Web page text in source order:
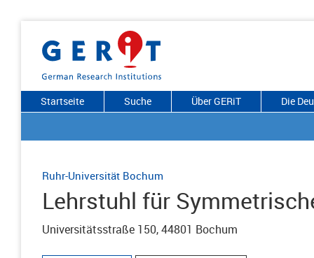
Startseite Suche Über GERiT Die
Ruhr-Universität Bochum
Lehrstuhl für
Universitätsstraße 150, 44801 Bochum